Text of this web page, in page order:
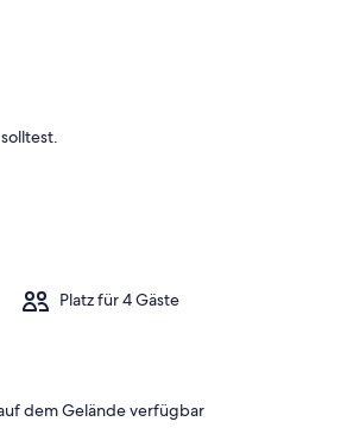
Platz für 4 Gäste
dem Gelände verfügbar